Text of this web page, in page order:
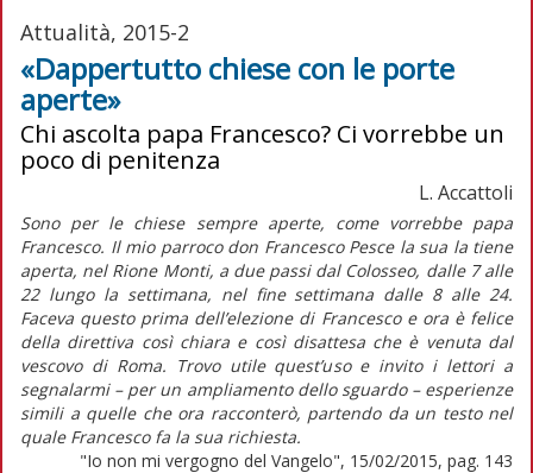
Attualità, 2015-2
«Dappertutto chiese con le porte
aperte»
Chi ascolta papa Francesco? Ci vorrebbe un
poco di penitenza
L. Accattoli
Sono per le chiese sempre aperte, come vorrebbe papa
Francesco. Il mio parroco don Francesco Pesce la sua la tiene
aperta, nel Rione Monti, a due passi dal Colosseo, dalle 7 alle
22 lungo la settimana, nel fine settimana dalle 8 alle 24.
Faceva questo prima dell’elezione di Francesco e ora è felice
della direttiva così chiara e così disattesa che è venuta dal
vescovo di Roma. Trovo utile quest’uso e invito i lettori a
segnalarmi – per un ampliamento dello sguardo – esperienze
simili a quelle che ora racconterò, partendo da un testo nel
quale Francesco fa la sua richiesta.
"Io non mi vergogno del Vangelo", 15/02/2015, pag. 143